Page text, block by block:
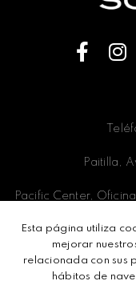
Paitilla,
Pacific Center,
Esta página utiliza
mejorar
relacionada con sus
hábitos de